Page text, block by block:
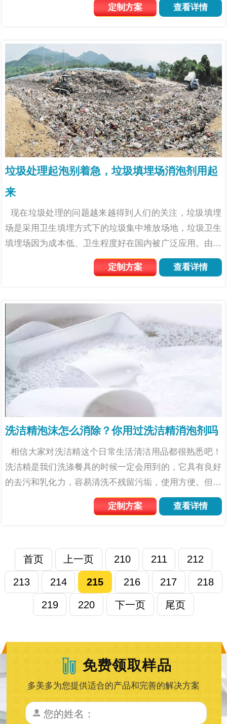
减少能量消耗。但是在运作的过程中会有大...
定制方案 查看详情
垃圾处理起泡别着急，垃圾填埋场消泡剂用起
来
现在垃圾处理的问题越来越得到人们的关注，垃圾填埋
场是采用卫生填埋方式下的垃圾集中堆放场地，垃圾卫生
填埋场因为成本低、卫生程度好在国内被广泛应用。由于
垃圾渗滤液中CODCR的浓度过高，水中表面活性剂过
多，垃圾渗滤液水质复杂，含有多种有害的...
定制方案 查看详情
洗洁精泡沫怎么消除？你用过洗洁精消泡剂吗
相信大家对洗洁精这个日常生活清洁用品都很熟悉吧！
洗洁精是我们洗涤餐具的时候一定会用到的，它具有良好
的去污和乳化力，容易清洗不残留污垢，使用方便。但是
在生产的过程中它往往会产生很多泡沫，想要消除这些泡
沫就需要用洗洁精消泡剂了。（洗洁精消泡...
定制方案 查看详情
首页 上一页 210 211 212
213 214 215 216 217 218
219 220 下一页 尾页
免费领取样品
多美多为您提供适合的产品和完善的解决方案